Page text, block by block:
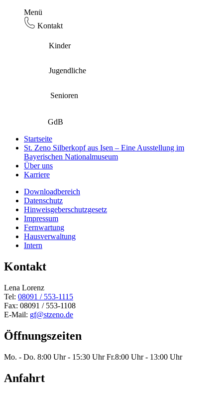
Menü
Kontakt
Kinder
Jugendliche
Senioren
GdB
Startseite
St. Zeno Silberkopf aus Isen – Eine Ausstellung im
Bayerischen Nationalmuseum
Über uns
Karriere
Downloadbereich
Datenschutz
Hinweisgeberschutzgesetz
Impressum
Fernwartung
Hausverwaltung
Intern
Kontakt
Lena Lorenz
Tel: 08091 / 553-1115
Fax: 08091 / 553-1108
E-Mail: gf@stzeno.de
Öffnungszeiten
Mo. - Do. 8:00 Uhr - 15:30 Uhr Fr.8:00 Uhr - 13:00 Uhr
Anfahrt